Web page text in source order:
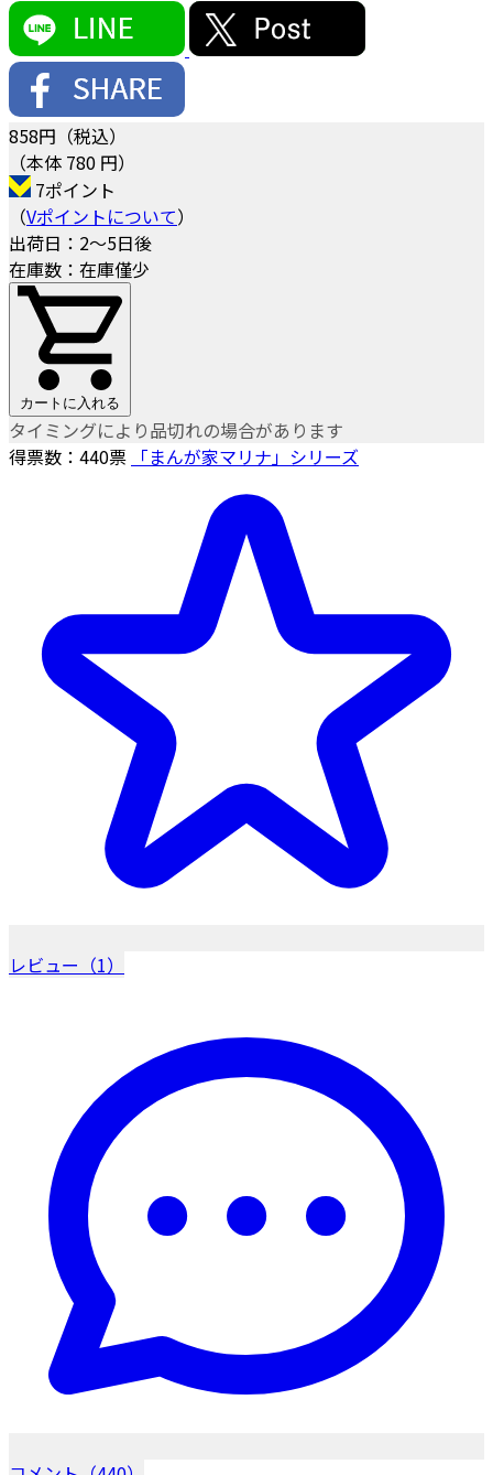
858円（税込）
（本体 780 円）
7ポイント
（Vポイントについて）
出荷日：2～5日後
在庫数：在庫僅少
カートに入れる
タイミングにより品切れの場合があります
得票数： 440票 「まんが家マリナ」シリーズ
レビュー（1）